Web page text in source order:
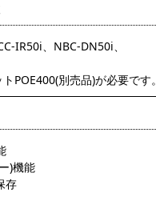
IR50i、NBC-DN50i、
POE400(別売品)が必要です。
)機能
存